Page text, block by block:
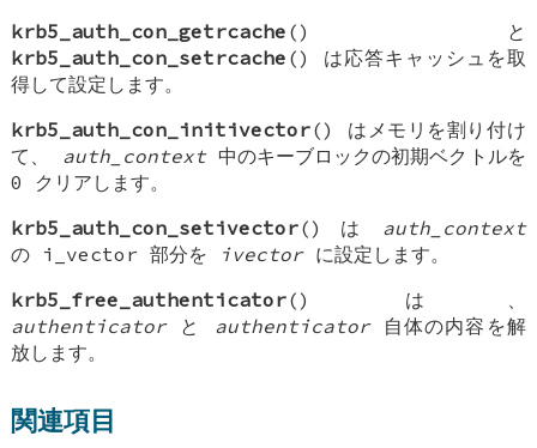
krb5_auth_con_getrcache () と
krb5_auth_con_setrcache () は応答キャッシュを取
得して設定します。
krb5_auth_con_initivector() はメモリを割り付け
て、 auth_context中のキーブロックの初期ベクトルを
0 クリアします。
krb5_auth_con_setivector() は auth_context
の i_vector 部分を
ivectorに設定します。
krb5_free_authenticator() は、
authenticatorと authenticator自体の内容を解
放します。
関連項目